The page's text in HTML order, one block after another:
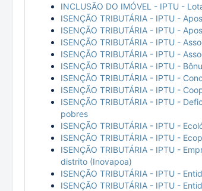
INCLUSÃO DO IMÓVEL - IPTU -
ISENÇÃO TRIBUTÁRIA - IPTU -
ISENÇÃO TRIBUTÁRIA - IPTU -
ISENÇÃO TRIBUTÁRIA - IPTU -
ISENÇÃO TRIBUTÁRIA - IPTU -
ISENÇÃO TRIBUTÁRIA - IPTU -
ISENÇÃO TRIBUTÁRIA - IPTU -
ISENÇÃO TRIBUTÁRIA - IPTU -
ISENÇÃO TRIBUTÁRIA - IPTU -
pobres
ISENÇÃO TRIBUTÁRIA - IPTU -
ISENÇÃO TRIBUTÁRIA - IPTU -
ISENÇÃO TRIBUTÁRIA - IPTU -
distrito (Inovapoa)
ISENÇÃO TRIBUTÁRIA - IPTU -
ISENÇÃO TRIBUTÁRIA - IPTU -